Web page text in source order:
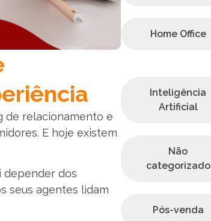
de relacionamento e
E hoje existem
depender dos
seus agentes lidam
Home Office
Inteligência
Artificial
Não
categorizado
Pós-venda